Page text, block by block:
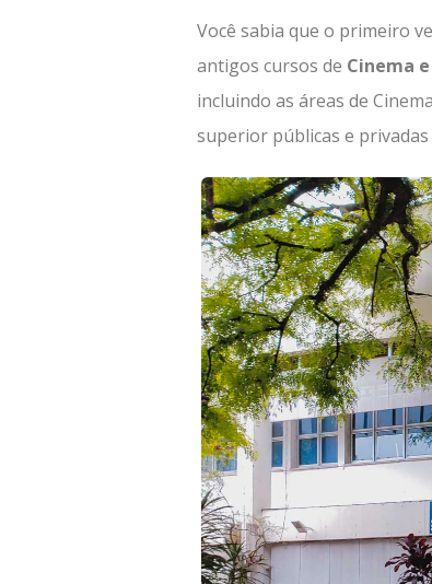
Você sabia que o primeiro
antigos cursos de Cinema
incluindo as áreas de
superior públicas e privadas